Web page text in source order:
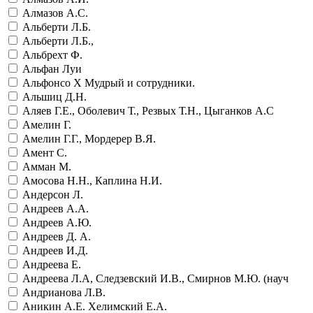
Алмазов А.С.
Альберти Л.Б.
Альберти Л.Б.,
Альбрехт Ф.
Альфан Луи
Альфонсо Х Мудрый и сотрудники.
Альшиц Д.Н.
Аляев Г.Е., Оболевич Т., Резвых Т.Н., Цыганков А.С
Амелин Г.
Амелин Г.Г., Мордерер В.Я.
Амент С.
Амман М.
Амосова Н.Н., Каплина Н.И.
Андерсон Л.
Андреев А.А.
Андреев А.Ю.
Андреев Д. А.
Андреев И.Д.
Андреева Е.
Андреева Л.А, Следзевский И.В., Смирнов М.Ю. (науч
Андрианова Л.В.
Аникин А.Е. Хелимский Е.А.